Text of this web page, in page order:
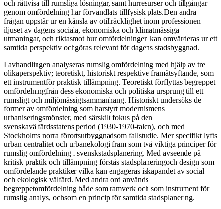
och rättvisa till rumsliga lösningar, samt hurresurser och tillgångar
genom omfördelning har förvandlats tillfysisk plats.Den andra
frågan uppstår ur en känsla av otillräcklighet inom professionen
iljuset av dagens sociala, ekonomiska och klimatmässiga
utmaningar, och riktasmot hur omfördelningen kan omvärderas ur ett
samtida perspektiv ochgöras relevant för dagens stadsbyggnad.
I avhandlingen analyseras rumslig omfördelning med hjälp av tre
olikaperspektiv; teoretiskt, historiskt respektive framåtsyftande, som
ett instrumentför praktisk tillämpning. Teoretiskt förflyttas begreppet
omfördelningfrån dess ekonomiska och politiska ursprung till ett
rumsligt och miljömässigtsammanhang. Historiskt undersöks de
former av omfördelning som harstyrt modernismens
urbaniseringsmönster, med särskilt fokus på den
svenskavälfärdsstatens period (1930-1970-talen), och med
Stockholms norra förortsutbyggnadsom fallstudie. Mer specifikt lyfts
urban centralitet och urbanekologi fram som två viktiga principer för
rumslig omfördelning i svenskstadsplanering. Med avseende på
kritisk praktik och tillämpning förstås stadsplaneringoch design som
omfördelande praktiker vilka kan engageras iskapandet av social
och ekologisk välfärd. Med andra ord används
begreppetomfördelning både som ramverk och som instrument för
rumslig analys, ochsom en princip för samtida stadsplanering.